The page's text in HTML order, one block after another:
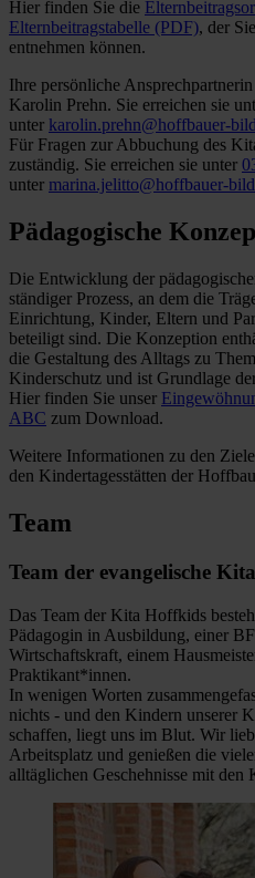
Hier finden Sie die
Elternbeitragstabelle (PDF), der
entnehmen können.
Ihre persönliche
Karolin Prehn. Sie erreichen sie
unter karolin.prehn@hoffbauer-
Für Fragen zur Abbuchung des
zuständig. Sie erreichen sie unter
unter marina.jelitto@hoffbauer-
Pädagogische
Die Entwicklung der
ständiger Prozess, an dem die
Einrichtung, Kinder, Eltern und
beteiligt sind. Die Konzeption
die Gestaltung des Alltags zu
Kinderschutz und ist Grundlage
Hier finden Sie unser
ABC zum Download.
Weitere Informationen zu den
den Kindertagesstätten der
Team
Team der evangelische
Das Team der Kita Hoffkids
Pädagogin in Ausbildung, einer
Wirtschaftskraft, einem
Praktikant*innen.
In wenigen Worten
nichts - und den Kindern unserer
schaffen, liegt uns im Blut. Wir
Arbeitsplatz und genießen die
alltäglichen Geschehnisse mit